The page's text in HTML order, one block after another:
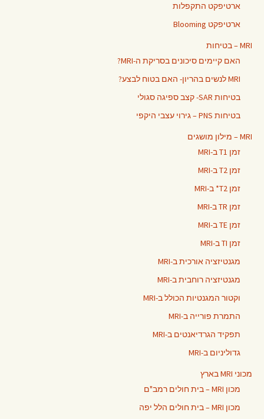
ארטיפקט התקפלות
ארטיפקט Blooming
MRI – בטיחות
האם קיימים סיכונים בסריקת ה-MRI?
MRI לנשים בהריון- האם בטוח לבצע?
בטיחות SAR- קצב ספיגה סגולי
בטיחות PNS – גירוי עצבי היקפי
MRI – מילון מושגים
זמן T1 ב-MRI
זמן T2 ב-MRI
זמן T2* ב-MRI
זמן TR ב-MRI
זמן TE ב-MRI
זמן TI ב-MRI
מגנטיזציה אורכית ב-MRI
מגנטיזציה רוחבית ב-MRI
וקטור המגנטיות הכולל ב-MRI
התמרת פורייה ב-MRI
תפקיד הגרדיאנטים ב-MRI
גדוליניום ב-MRI
מכוני MRI בארץ
מכון MRI – בית חולים רמב"ם
מכון MRI – בית חולים הלל יפה